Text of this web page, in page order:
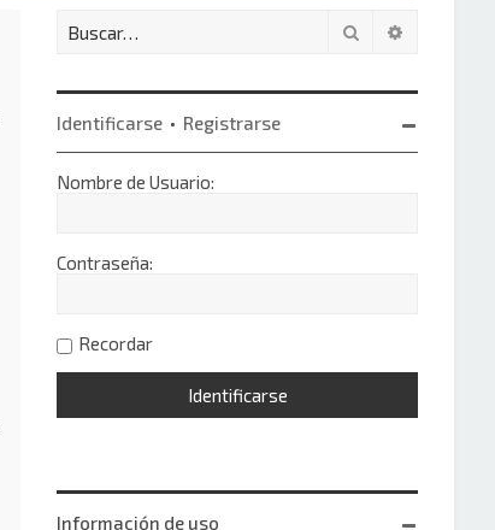
Buscar
Identificarse • Registrarse
Nombre de Usuario:
Contraseña:
Recordar
Información de uso